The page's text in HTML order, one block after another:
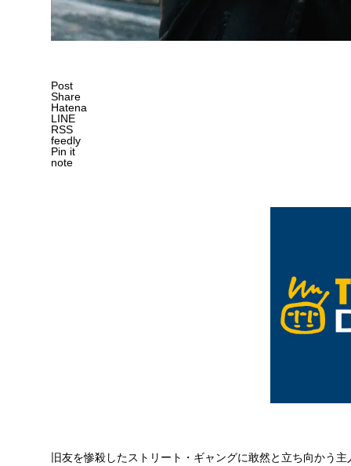
Post
Share
Hatena
LINE
RSS
feedly
Pin it
note
旧友を惨殺したストリート・ギャングに敢然と立ち向かう